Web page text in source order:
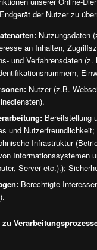
der Nutzer zu
Nutzungsdaten
an Inhalten,
und Verfahrensdaten (z.
Nutzer (z.B.
Bereitstellung
und Nutzerfreundlichkeit;
Infrastruktur
Informationssystemen
Server etc.).);
Berechtigte